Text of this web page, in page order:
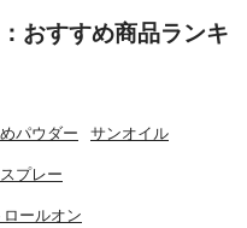
おすすめ商品ランキ
パウダー サンオイル
プレー
ールオン